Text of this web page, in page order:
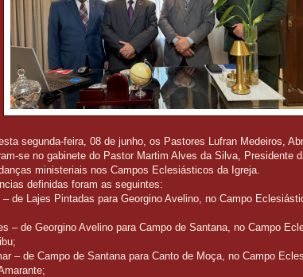
segunda-feira, 08 de junho, os Pastores Lufran Medeiros,
se no gabinete do Pastor Martim Alves da Silva, Presidente
ministeriais nos Campos Eclesiásticos da Igreja.
definidas foram as seguintes:
– de Lajes Pintadas para Georgino Avelino, no Campo
– de Georgino Avelino para Campo de Santana, no Campo
– de Campo de Santana para Canto de Moça, no Campo